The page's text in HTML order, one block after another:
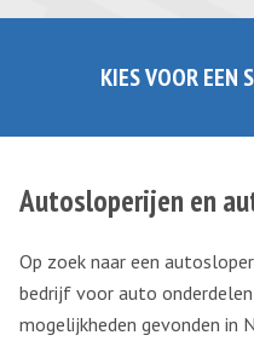
KIES VOOR EEN
Autosloperijen en
Op zoek naar een
bedrijf voor auto
mogelijkheden gevonden in